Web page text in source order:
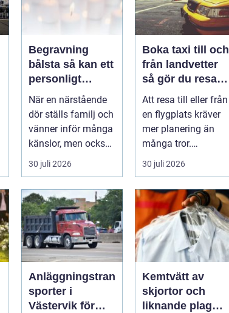
Begravning
bålsta så kan ett
personligt
avsked formas
När en närstående
dör ställs familj och
vänner inför många
känslor, men också
praktiska beslut. En
b...
30 juli 2026
Boka taxi till och
från landvetter
så gör du resan
trygg och
smidig
Att resa till eller från
en flygplats kräver
mer planering än
många tror.
Flygtider, packning,
säker...
30 juli 2026
Anläggningstran
sporter i
Västervik för
Kemtvätt av
skjortor och
liknande plagg: